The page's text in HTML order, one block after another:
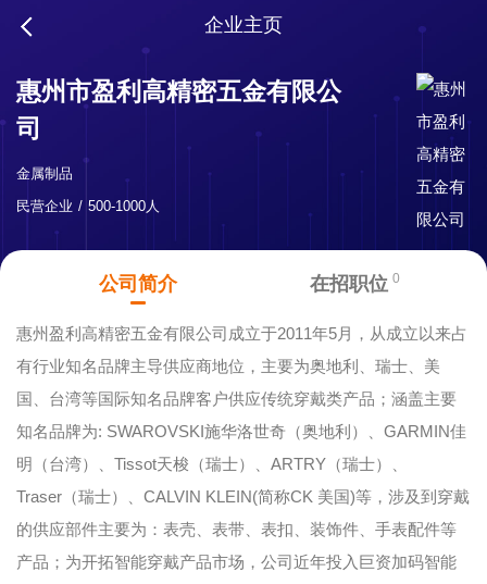
企业主页
惠州市盈利高精密五金有限公
司
金属制品
民营企业
500-1000人
公司简介 在招职位 0
惠州盈利高精密五金有限公司成立于2011年5月，从成立以来占
有行业知名品牌主导供应商地位，主要为奥地利、瑞士、美
国、台湾等国际知名品牌客户供应传统穿戴类产品；涵盖主要
知名品牌为: SWAROVSKI施华洛世奇（奥地利）、GARMIN佳
明（台湾）、Tissot天梭（瑞士）、ARTRY（瑞士）、
Traser（瑞士）、CALVIN KLEIN(简称CK 美国)等，涉及到穿戴
的供应部件主要为：表壳、表带、表扣、装饰件、手表配件等
产品；为开拓智能穿戴产品市场，公司近年投入巨资加码智能